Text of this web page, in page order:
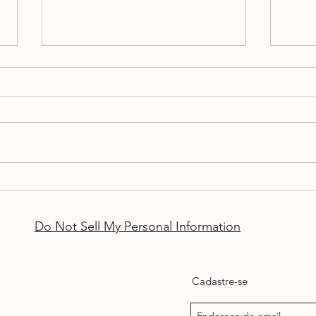
Do Not Sell My Personal Information
Cadastre-se